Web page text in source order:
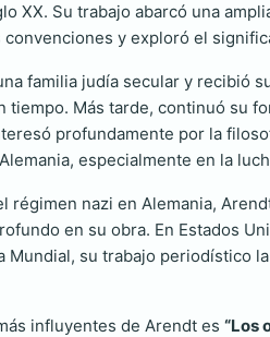
XX. Su trabajo abarcó una
y exploró el
familia judía secular y recibió
tiempo. Más tarde, continuó su
profundamente por la
especialmente en la
régimen nazi en Alemania,
en su obra. En Estados
Mundial, su trabajo periodístico
influyentes de Arendt es “Los